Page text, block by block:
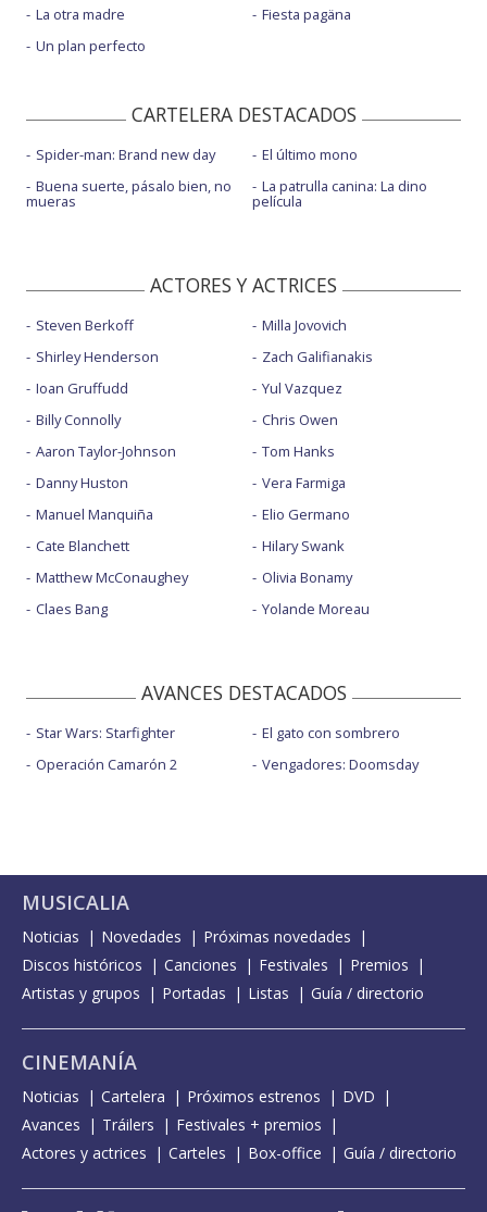
La otra madre
Un plan perfecto
Fiesta pagäna
CARTELERA DESTACADOS
Spider-man: Brand new day
Buena suerte, pásalo bien, no
mueras
El último mono
La patrulla canina: La dino
película
ACTORES Y ACTRICES
Steven Berkoff
Shirley Henderson
Ioan Gruffudd
Billy Connolly
Aaron Taylor-Johnson
Danny Huston
Manuel Manquiña
Cate Blanchett
Matthew McConaughey
Claes Bang
Milla Jovovich
Zach Galifianakis
Yul Vazquez
Chris Owen
Tom Hanks
Vera Farmiga
Elio Germano
Hilary Swank
Olivia Bonamy
Yolande Moreau
AVANCES DESTACADOS
Star Wars: Starfighter
Operación Camarón 2
El gato con sombrero
Vengadores: Doomsday
MUSICALIA
Noticias Novedades
Próximas novedades
Discos históricos
Canciones Festivales
Premios
Artistas y grupos
Portadas Listas Guía / directorio
CINEMANÍA
Noticias Cartelera Próximos estrenos
DVD
Avances
Tráilers
Festivales + premios
Actores y actrices
Carteles Box-office Guía / directorio